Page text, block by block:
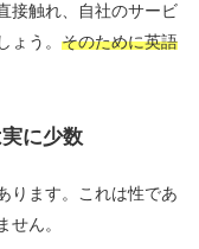
接触れ、自社のサービ
ょう。 そのために英語
に少数
ります。これは性であ
せん。